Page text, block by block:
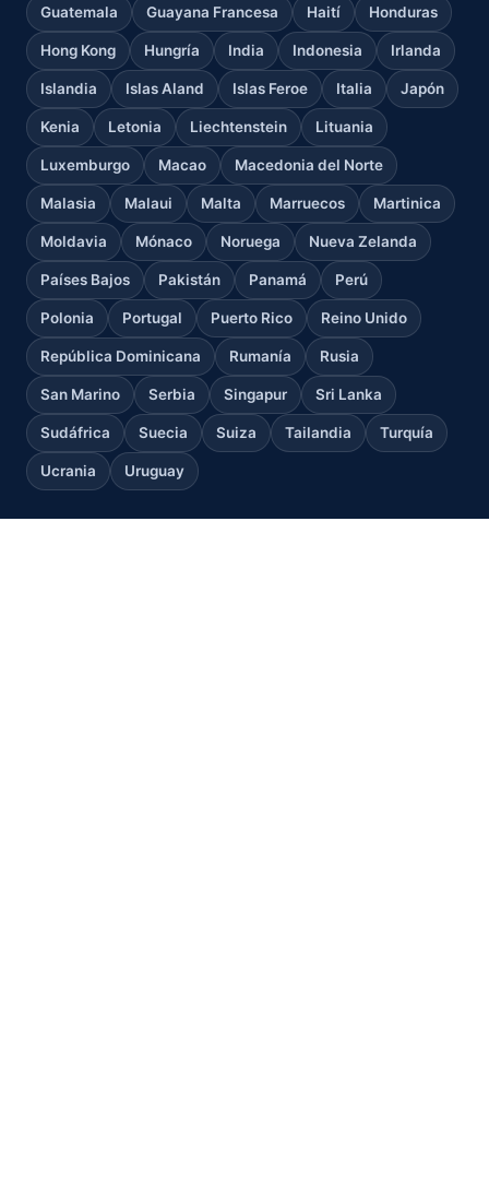
Guatemala Guayana Francesa Haití Honduras
Hong Kong Hungría India Indonesia Irlanda
Islandia Islas Aland Islas Feroe Italia Japón
Kenia Letonia Liechtenstein Lituania
Luxemburgo Macao Macedonia del Norte
Malasia Malaui Malta Marruecos Martinica
Moldavia Mónaco Noruega Nueva Zelanda
Países Bajos Pakistán Panamá Perú
Polonia Portugal Puerto Rico Reino Unido
República Dominicana Rumanía Rusia
San Marino Serbia Singapur Sri Lanka
Sudáfrica Suecia Suiza Tailandia Turquía
Ucrania Uruguay